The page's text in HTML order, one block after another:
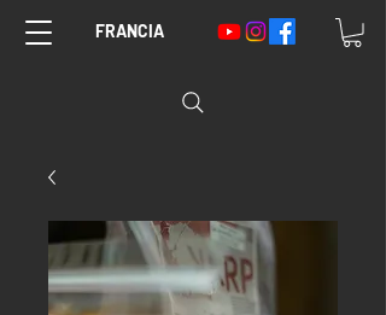
FRANCIA